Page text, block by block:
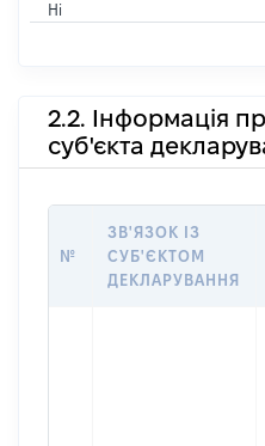
Ні
2.2. Інформація
суб'єкта
№
ЗВ'ЯЗОК ІЗ
СУБ'ЄКТОМ
ДЕКЛАРУВАННЯ